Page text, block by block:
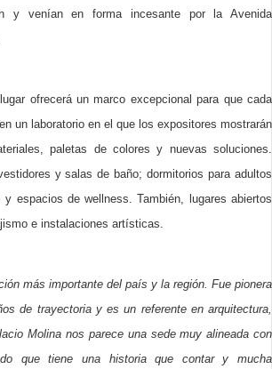
y venían en forma incesante por la Avenida
ofrecerá un marco excepcional para que cada
un laboratorio en el que los expositores mostrarán
paletas de colores y nuevas soluciones.
y salas de baño; dormitorios para adultos
espacios de wellness. También, lugares abiertos
e instalaciones artísticas.
más importante del país y la región. Fue pionera
de trayectoria y es un referente en arquitectura,
Molina nos parece una sede muy alineada con
que tiene una historia que contar y mucha